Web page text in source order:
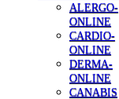
ALERGO-
ONLINE
CARDIO-
ONLINE
DERMA-
ONLINE
CANABIS